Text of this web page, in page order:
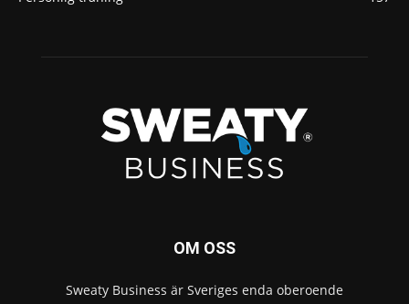
OM OSS
Sweaty Business är Sveriges enda oberoende